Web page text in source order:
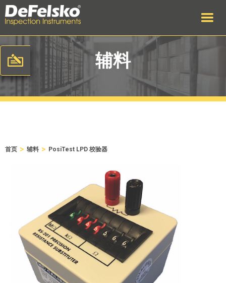
辅料
首页 > 辅料 > PosiTest LPD 校验器